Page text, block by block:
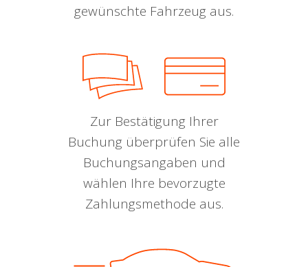
gewünschte Fahrzeug aus.
Zur Bestätigung Ihrer
Buchung überprüfen Sie alle
Buchungsangaben und
wählen Ihre bevorzugte
Zahlungsmethode aus.